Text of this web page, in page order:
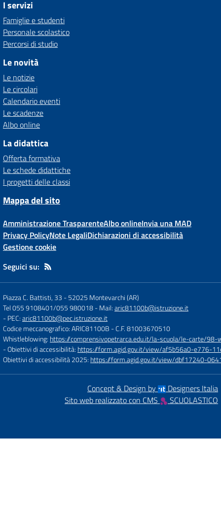
I servizi
Famiglie e studenti
Personale scolastico
Percorsi di studio
Le novità
Le notizie
Le circolari
Calendario eventi
Le scadenze
Albo online
La didattica
Offerta formativa
Le schede didattiche
I progetti delle classi
Mappa del sito
Amministrazione TrasparenteAlbo onlineInvia una MAD
Privacy PolicyNote LegaliDichiarazioni di accessibilità
Gestione cookie
Seguici su:
Piazza C. Battisti, 33 -52025 Montevarchi (AR)
Tel 055 9108401/055 980018- Mail:aric81100b@istruzione.it
- PEC:aric81100b@pec.istruzione.it
Codice meccanografico: ARIC81100B - C.F. 81003670510
Whistleblowing: https://comprensivopetrarca.edu.it/la-scuola/le-carte/98-
- Obiettivi di accessibilità: https://form.agid.gov.it/view/af5b56a0-e776-
Obiettivi di accessibilità 2025: https://form.agid.gov.it/view/dbf17240-
Concept & Design by
Designers Italia
Sito web realizzato con CMS
SCUOLASTICO